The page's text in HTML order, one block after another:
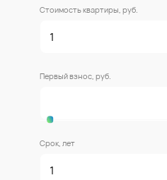
Стоимость квартиры, руб.
Первый взнос, руб.
Срок, лет